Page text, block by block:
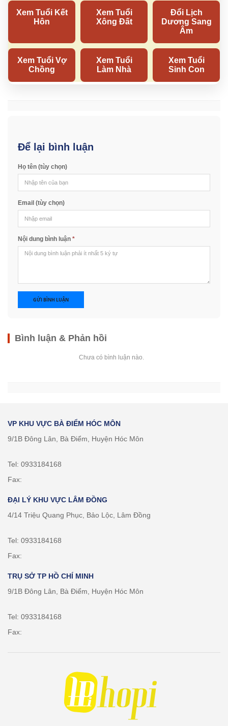
Để lại bình luận
Họ tên (tùy chọn)
Email (tùy chọn)
Nội dung bình luận *
GỬI BÌNH LUẬN
Bình luận & Phản hồi
Chưa có bình luận nào.
VP KHU VỰC BÀ ĐIỂM HÓC MÔN
9/1B Đông Lân, Bà Điểm, Huyện Hóc Môn
Tel: 0933184168
Fax:
ĐẠI LÝ KHU VỰC LÂM ĐỒNG
4/14 Triệu Quang Phục, Bảo Lộc, Lâm Đồng
Tel: 0933184168
Fax:
TRỤ SỞ TP HỒ CHÍ MINH
9/1B Đông Lân, Bà Điểm, Huyện Hóc Môn
Tel: 0933184168
Fax: